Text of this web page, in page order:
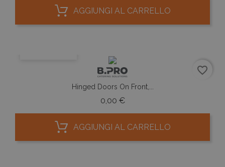
AGGIUNGI AL CARRELLO
Hinged Doors On Front,...
0,00 €Prezzo
AGGIUNGI AL CARRELLO
favorite_border